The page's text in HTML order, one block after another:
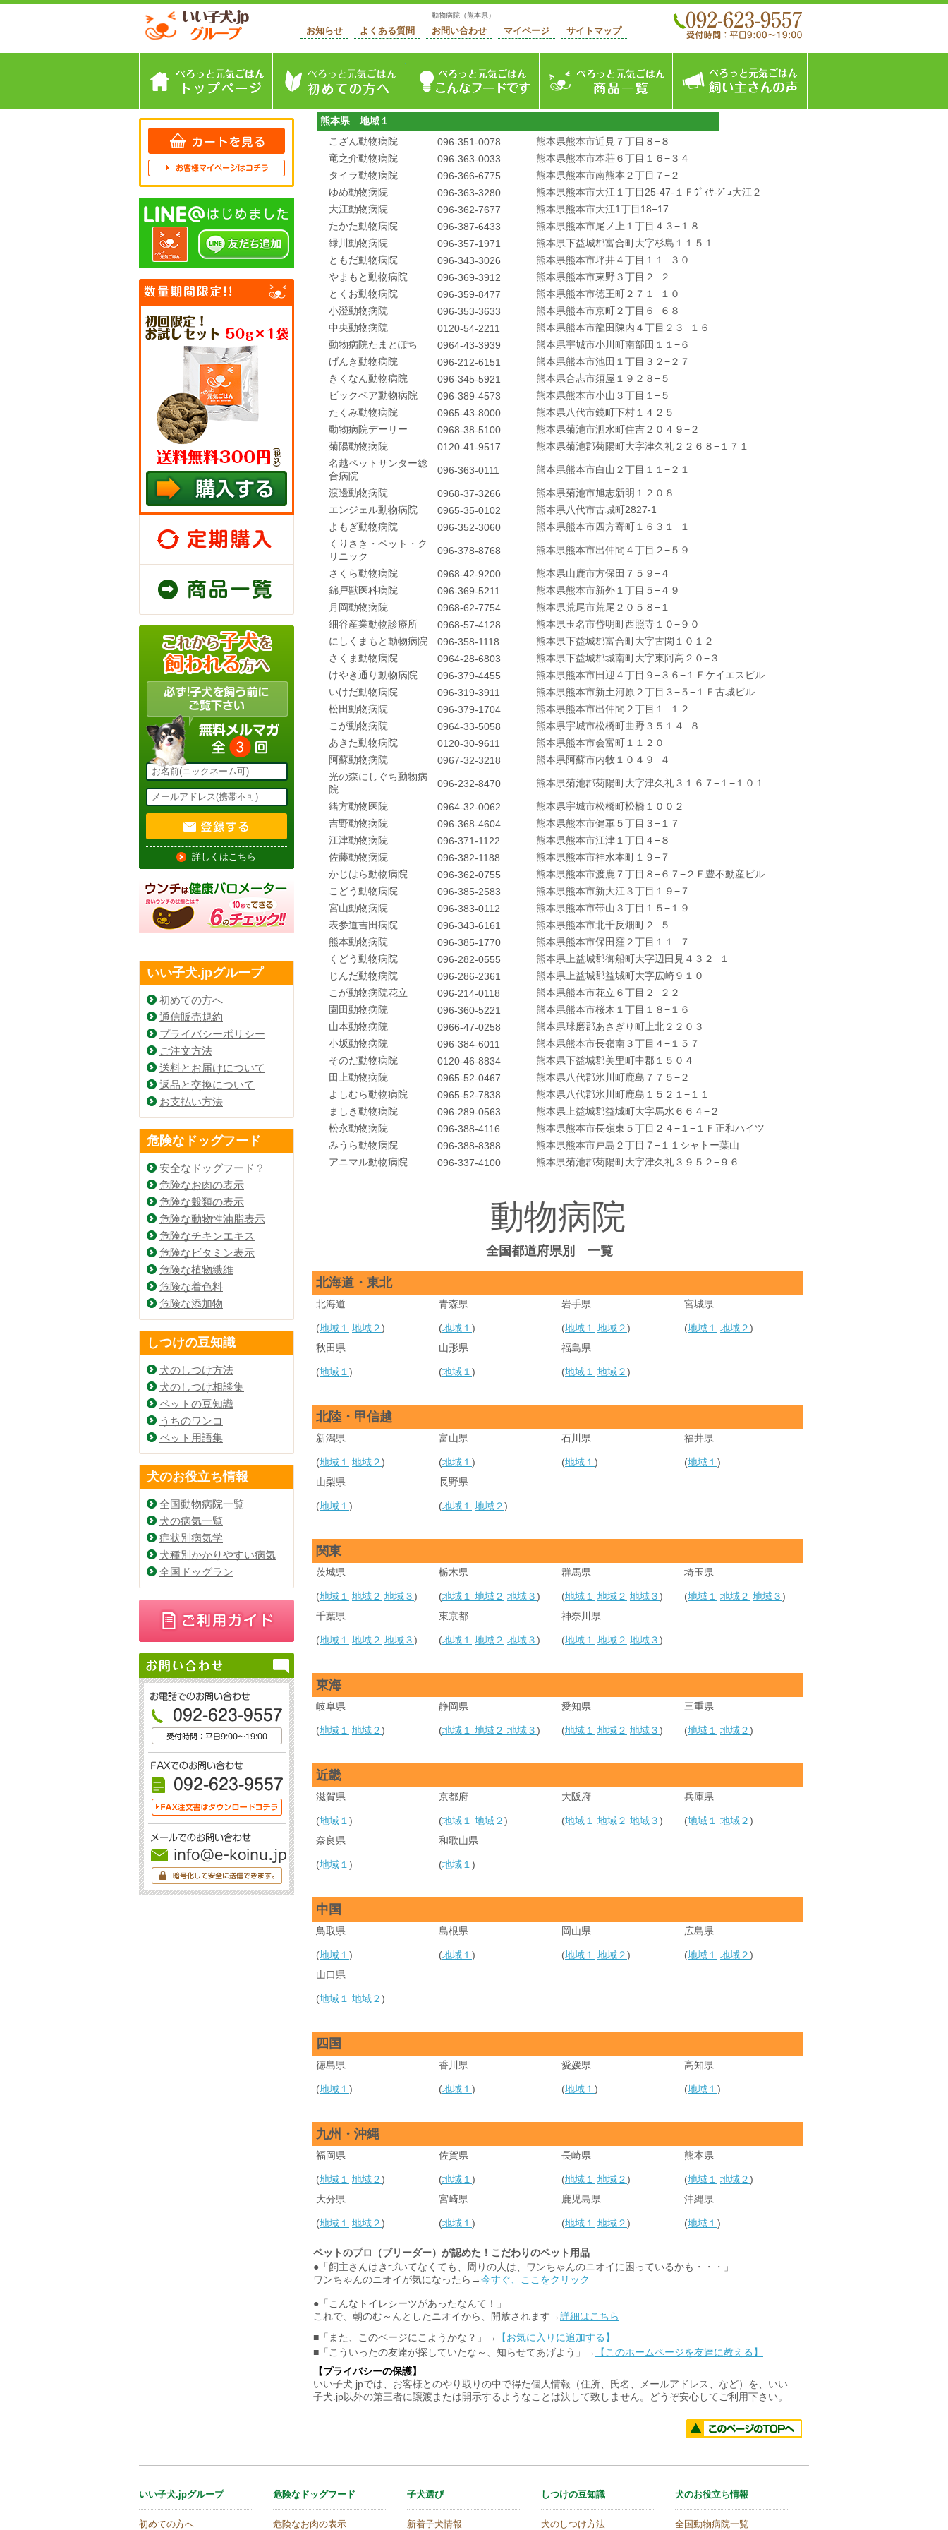
動物病院（熊本県）
お知らせ よくある質問 お問い合わせ マイページ サイトマップ
熊本県 地域１
こざん動物病院
096-351-0078
熊本県熊本市近見７丁目８−８
竜之介動物病院
096-363-0033
熊本県熊本市本荘６丁目１６−３４
タイラ動物病院
096-366-6775
熊本県熊本市南熊本２丁目７−２
ゆめ動物病院
096-363-3280
熊本県熊本市大江１丁目25-47-１Ｆｳﾞｨｻ-ｼﾞｭ大江２
大江動物病院
096-362-7677
熊本県熊本市大江1丁目18−17
たかた動物病院
096-387-6433
熊本県熊本市尾ノ上１丁目４３−１８
緑川動物病院
096-357-1971
熊本県下益城郡富合町大字杉島１１５１
ともだ動物病院
096-343-3026
熊本県熊本市坪井４丁目１１−３０
やまもと動物病院
096-369-3912
熊本県熊本市東野３丁目２−２
とくお動物病院
096-359-8477
熊本県熊本市徳王町２７１−１０
小澄動物病院
096-353-3633
熊本県熊本市京町２丁目６−６８
中央動物病院
0120-54-2211
熊本県熊本市龍田陳内４丁目２３−１６
動物病院たまとぽち
0964-43-3939
熊本県宇城市小川町南部田１１−６
げんき動物病院
096-212-6151
熊本県熊本市池田１丁目３２−２７
きくなん動物病院
096-345-5921
熊本県合志市須屋１９２８−５
ビックベア動物病院
096-389-4573
熊本県熊本市小山３丁目１−５
たくみ動物病院
0965-43-8000
熊本県八代市鏡町下村１４２５
動物病院デーリー
0968-38-5100
熊本県菊池市泗水町住吉２０４９−２
菊陽動物病院
0120-41-9517
熊本県菊池郡菊陽町大字津久礼２２６８−１７１
名越ペットサンター総
合病院
096-363-0111 熊本県熊本市白山２丁目１１−２１
渡邊動物病院 0968-37-3266
熊本県菊池市旭志新明１２０８
エンジェル動物病院
0965-35-0102
熊本県八代市古城町2827-1
よもぎ動物病院
096-352-3060
熊本県熊本市四方寄町１６３１−１
くりさき・ペット・ク
リニック
096-378-8768 熊本県熊本市出仲間４丁目２−５９
さくら動物病院 0968-42-9200
熊本県山鹿市方保田７５９−４
錦戸獣医科病院
096-369-5211
熊本県熊本市新外１丁目５−４９
月岡動物病院
0968-62-7754
熊本県荒尾市荒尾２０５８−１
細谷産業動物診療所
0968-57-4128
熊本県玉名市岱明町西照寺１０−９０
にしくまもと動物病院
096-358-1118
熊本県下益城郡富合町大字古閑１０１２
さくま動物病院
0964-28-6803
熊本県下益城郡城南町大字東阿高２０−３
けやき通り動物病院
096-379-4455
熊本県熊本市田迎４丁目９−３６−１Ｆケイエスビル
いけだ動物病院
096-319-3911
熊本県熊本市新土河原２丁目３−５−１Ｆ古城ビル
松田動物病院
096-379-1704
熊本県熊本市出仲間２丁目１−１２
こが動物病院
0964-33-5058
熊本県宇城市松橋町曲野３５１４−８
あきた動物病院
0120-30-9611
熊本県熊本市会富町１１２０
阿蘇動物病院
0967-32-3218
熊本県阿蘇市内牧１０４９−４
光の森にしぐち動物病
院
096-232-8470 熊本県菊池郡菊陽町大字津久礼３１６７−１−１０１
緒方動物医院 0964-32-0062
熊本県宇城市松橋町松橋１００２
吉野動物病院
096-368-4604
熊本県熊本市健軍５丁目３−１７
江津動物病院
096-371-1122
熊本県熊本市江津１丁目４−８
佐藤動物病院
096-382-1188
熊本県熊本市神水本町１９−７
かじはら動物病院
096-362-0755
熊本県熊本市渡鹿７丁目８−６７−２Ｆ豊不動産ビル
こどう動物病院
096-385-2583
熊本県熊本市新大江３丁目１９−７
宮山動物病院
096-383-0112
熊本県熊本市帯山３丁目１５−１９
表参道吉田病院
096-343-6161
熊本県熊本市北千反畑町２−５
熊本動物病院
096-385-1770
熊本県熊本市保田窪２丁目１１−７
くどう動物病院
096-282-0555
熊本県上益城郡御船町大字辺田見４３２−１
じんだ動物病院
096-286-2361
熊本県上益城郡益城町大字広崎９１０
こが動物病院花立
096-214-0118
熊本県熊本市花立６丁目２−２２
園田動物病院
096-360-5221
熊本県熊本市桜木１丁目１８−１６
山本動物病院
0966-47-0258
熊本県球磨郡あさぎり町上北２２０３
小坂動物病院
096-384-6011
熊本県熊本市長嶺南３丁目４−１５７
そのだ動物病院
0120-46-8834
熊本県下益城郡美里町中郡１５０４
田上動物病院
0965-52-0467
熊本県八代郡氷川町鹿島７７５−２
よしむら動物病院
0965-52-7838
熊本県八代郡氷川町鹿島１５２１−１１
ましき動物病院
096-289-0563
熊本県上益城郡益城町大字馬水６６４−２
松永動物病院
096-388-4116
熊本県熊本市長嶺東５丁目２４−１−１Ｆ正和ハイツ
みうら動物病院
096-388-8388
熊本県熊本市戸島２丁目７−１１シャトー葉山
アニマル動物病院
096-337-4100 熊本県菊池郡菊陽町大字津久礼３９５２−９６
動物病院
全国都道府県別 一覧
北海道・東北
北海道
(地域１ 地域２)
青森県
(地域１ )
岩手県
(地域１ 地域２)
宮城県
(地域１ 地域２)
秋田県
(地域１ )
山形県
(地域１ )
福島県
(地域１ 地域２)
北陸・甲信越
新潟県
(地域１ 地域２)
富山県
(地域１ )
石川県
(地域１ )
福井県
(地域１ )
山梨県
(地域１ )
長野県
(地域１ 地域２)
関東
茨城県
(地域１ 地域２ 地域３)
栃木県
(地域１ 地域２ 地域３)
群馬県
(地域１ 地域２ 地域３)
埼玉県
(地域１ 地域２ 地域３)
千葉県
(地域１ 地域２ 地域３)
東京都
(地域１ 地域２ 地域３)
神奈川県
(地域１ 地域２ 地域３)
東海
岐阜県
(地域１ 地域２)
静岡県
(地域１ 地域２ 地域３)
愛知県
(地域１ 地域２ 地域３)
三重県
(地域１ 地域２)
近畿
滋賀県
(地域１ )
京都府
(地域１ 地域２)
大阪府
(地域１ 地域２ 地域３)
兵庫県
(地域１ 地域２)
奈良県
(地域１ )
和歌山県
(地域１ )
中国
鳥取県
(地域１ )
島根県
(地域１ )
岡山県
(地域１ 地域２)
広島県
(地域１ 地域２)
山口県
(地域１ 地域２)
四国
徳島県
(地域１ )
香川県
(地域１ )
愛媛県
(地域１ )
高知県
(地域１ )
九州・沖縄
福岡県
(地域１ 地域２)
佐賀県
(地域１ )
長崎県
(地域１ 地域２)
熊本県
(地域１ 地域２)
大分県
(地域１ 地域２)
宮崎県
(地域１ )
鹿児島県
(地域１ 地域２)
沖縄県
(地域１ )
ペットのプロ（ブリーダー）が認めた！こだわりのペット用品
●「飼主さんはきづいてなくても、周りの人は、ワンちゃんのニオイに困っているかも・・・」
ワンちゃんのニオイが気になったら→今すぐ、ここをクリック
●「こんなトイレシーツがあったなんて！」
これで、朝のむ～んとしたニオイから、開放されます→詳細はこちら
■「また、このページにこようかな？」→
【お気に入りに追加する】
■「こういったの友達が探していたな～、知らせてあげよう」→
【このホームページを友達に教える】
【プライバシーの保護】
いい子犬.jpでは、お客様とのやり取りの中で得た個人情報（住所、氏名、メールアドレス、など）を、いい
子犬.jp以外の第三者に譲渡または開示するようなことは決して致しません。どうぞ安心してご利用下さい。
商品一覧
詳しくはこちら
いい子犬.jpグループ
初めての方へ
通信販売規約
プライバシーポリシー
ご注文方法
送料とお届けについて
返品と交換について
お支払い方法
危険なドッグフード
安全なドッグフード？
危険なお肉の表示
危険な穀類の表示
危険な動物性油脂表示
危険なチキンエキス
危険なビタミン表示
危険な植物繊維
危険な着色料
危険な添加物
しつけの豆知識
犬のしつけ方法
犬のしつけ相談集
ペットの豆知識
うちのワンコ
ペット用語集
犬のお役立ち情報
全国動物病院一覧
犬の病気一覧
症状別病気学
犬種別かかりやすい病気
全国ドッグラン
いい子犬.jpグループ
初めての方へ
危険なドッグフード
危険なお肉の表示
子犬選び
新着子犬情報
しつけの豆知識
犬のしつけ方法
犬のお役立ち情報
全国動物病院一覧